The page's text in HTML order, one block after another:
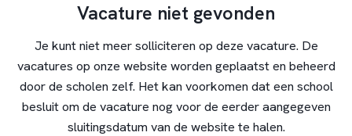
Vacature niet gevonden
Je kunt niet meer solliciteren op deze vacature. De
vacatures op onze website worden geplaatst en beheerd
door de scholen zelf. Het kan voorkomen dat een school
besluit om de vacature nog voor de eerder aangegeven
sluitingsdatum van de website te halen.